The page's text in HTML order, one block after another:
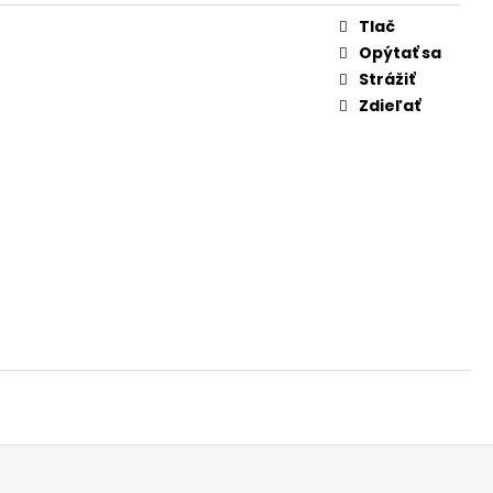
Tlač
Opýtať sa
Strážiť
Zdieľať